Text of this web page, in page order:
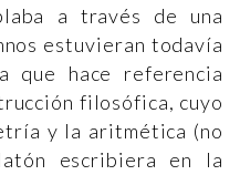
a través de una
estuvieran todavía
que hace referencia
filosófica, cuyo
y la aritmética (no
escribiera en la